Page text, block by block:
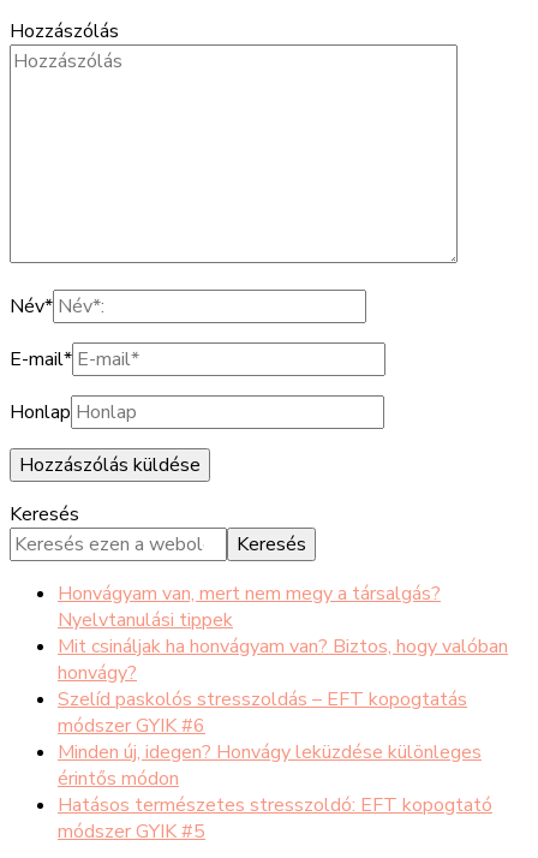
Hozzászólás
Név*
E-mail*
Honlap
Keresés
Keresés
Honvágyam van, mert nem megy a társalgás?
Nyelvtanulási tippek
Mit csináljak ha honvágyam van? Biztos, hogy valóban
honvágy?
Szelíd paskolós stresszoldás – EFT kopogtatás
módszer GYIK #6
Minden új, idegen? Honvágy leküzdése különleges
érintős módon
Hatásos természetes stresszoldó: EFT kopogtató
módszer GYIK #5